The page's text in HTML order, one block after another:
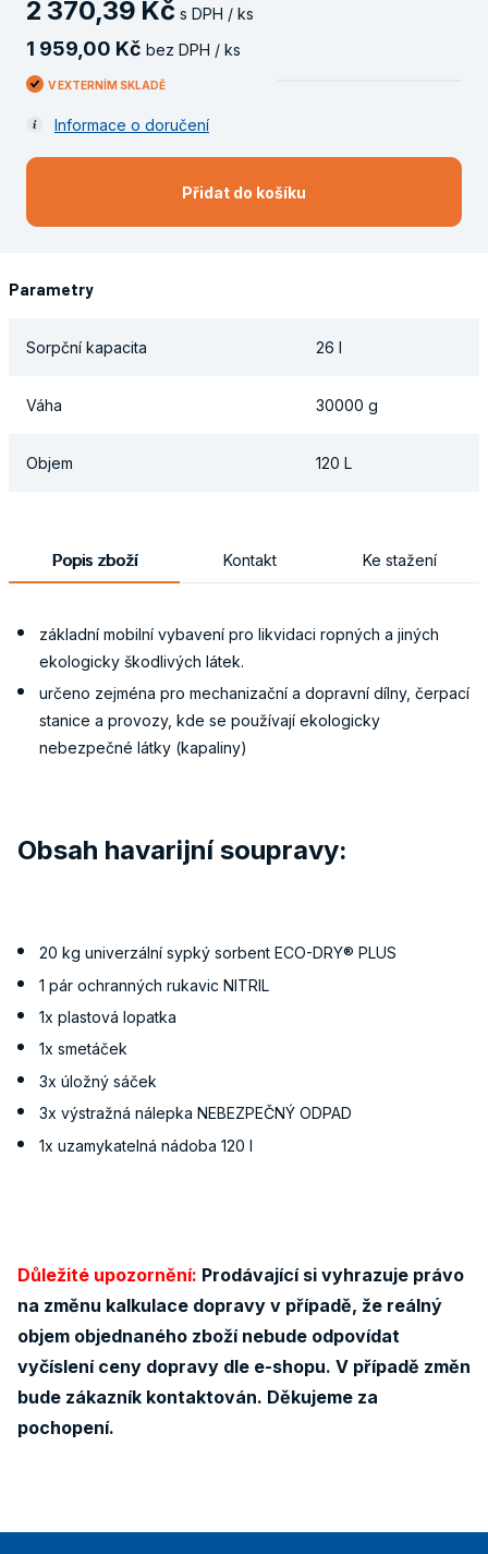
2 370,39 Kč s DPH / ks
1 959 00 Kč bez DPH / ks
V EXTERNÍM SKLADĚ
Informace o doručení
Přidat do košíku
Parametry
Sorpční kapacita 26 l
Váha 30000 g
Objem 120 L
Popis zboží Kontakt Ke stažení
základní mobilní vybavení pro likvidaci ropných a jiných
ekologicky škodlivých látek.
určeno zejména pro mechanizační a dopravní dílny, čerpací
stanice a provozy, kde se používají ekologicky
nebezpečné látky (kapaliny)
Obsah havarijní soupravy:
20 kg univerzální sypký sorbent ECO-DRY® PLUS
1 pár ochranných rukavic NITRIL
1x plastová lopatka
1x smetáček
3x úložný sáček
3x výstražná nálepka NEBEZPEČNÝ ODPAD
1x uzamykatelná nádoba 120 l
Důležité upozornění: Prodávající si vyhrazuje právo
na změnu kalkulace dopravy v případě, že reálný
objem objednaného zboží nebude odpovídat
vyčíslení ceny dopravy dle e-shopu. V případě změn
bude zákazník kontaktován. Děkujeme za
pochopení.